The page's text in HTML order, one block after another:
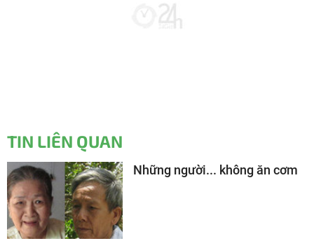
TIN LIÊN QUAN
Những người... không ăn cơm